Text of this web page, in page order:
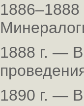
1888 г. —
1890 г. —